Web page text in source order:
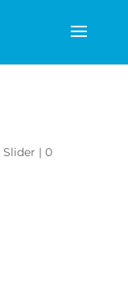
Slider | 0